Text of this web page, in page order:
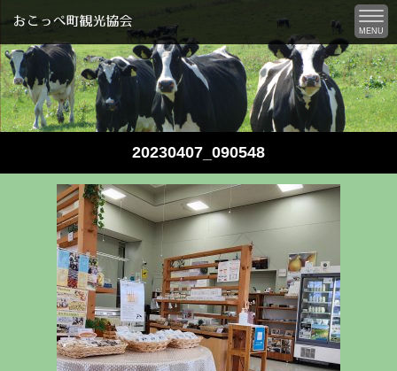
MENU
20230407_090548